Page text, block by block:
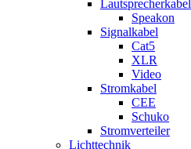
Lautsprecherkabel
Speakon
Signalkabel
Cat5
XLR
Video
Stromkabel
CEE
Schuko
Stromverteiler
Lichttechnik